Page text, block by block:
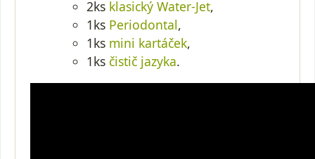
2ks klasický Water-Jet,
1ks Periodontal,
1ks mini kartáček,
1ks čistič jazyka.